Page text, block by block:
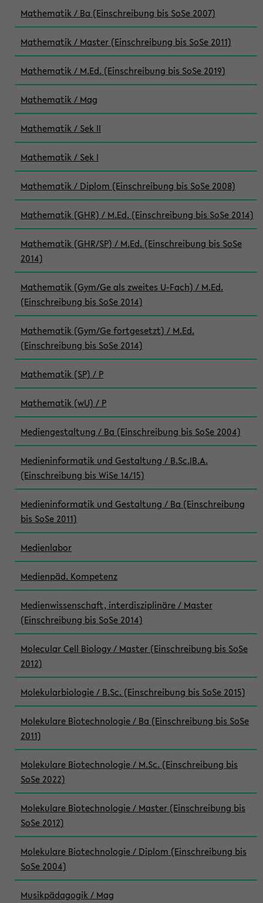
Mathematik / Ba (Einschreibung bis SoSe 2007)
Mathematik / Master (Einschreibung bis SoSe 2011)
Mathematik / M.Ed. (Einschreibung bis SoSe 2019)
Mathematik / Mag
Mathematik / Sek II
Mathematik / Sek I
Mathematik / Diplom (Einschreibung bis SoSe 2008)
Mathematik (GHR) / M.Ed. (Einschreibung bis SoSe 2014)
Mathematik (GHR/SP) / M.Ed. (Einschreibung bis SoSe
2014)
Mathematik (Gym/Ge als zweites U-Fach) / M.Ed.
(Einschreibung bis SoSe 2014)
Mathematik (Gym/Ge fortgesetzt) / M.Ed.
(Einschreibung bis SoSe 2014)
Mathematik (SP) / P
Mathematik (wU) / P
Mediengestaltung / Ba (Einschreibung bis SoSe 2004)
Medieninformatik und Gestaltung / B.Sc.|B.A.
(Einschreibung bis WiSe 14/15)
Medieninformatik und Gestaltung / Ba (Einschreibung
bis SoSe 2011)
Medienlabor
Medienpäd. Kompetenz
Medienwissenschaft, interdisziplinäre / Master
(Einschreibung bis SoSe 2014)
Molecular Cell Biology / Master (Einschreibung bis SoSe
2012)
Molekularbiologie / B.Sc. (Einschreibung bis SoSe 2015)
Molekulare Biotechnologie / Ba (Einschreibung bis SoSe
2011)
Molekulare Biotechnologie / M.Sc. (Einschreibung bis
SoSe 2022)
Molekulare Biotechnologie / Master (Einschreibung bis
SoSe 2012)
Molekulare Biotechnologie / Diplom (Einschreibung bis
SoSe 2004)
Musikpädagogik / Mag